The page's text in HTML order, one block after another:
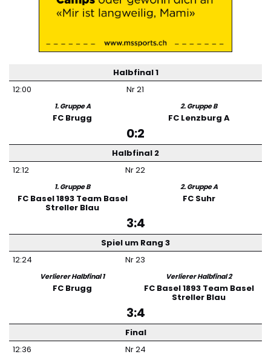
Halbfinal 1
12:00
Nr21
1. Gruppe A
FC Brugg
2. Gruppe B
FC Lenzburg A
0:2
Halbfinal 2
12:12
Nr22
1. Gruppe B
FC Basel 1893 Team Basel
Streller Blau
2. Gruppe A
FC Suhr
3:4
Spiel um Rang 3
12:24
Nr23
Verlierer Halbfinal 1
FC Brugg
Verlierer Halbfinal 2
FC Basel 1893 Team Basel
Streller Blau
3:4
Final
12:36
Nr24